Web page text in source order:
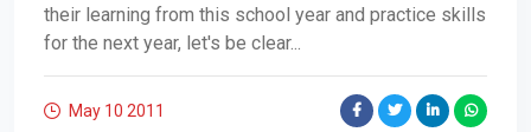
their learning from this school year and practice skills
for the next year, let's be clear...
May 10 2011